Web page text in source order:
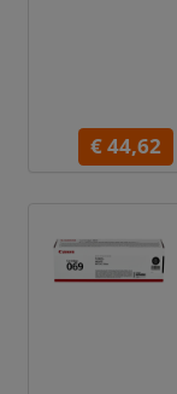
€ 44,62